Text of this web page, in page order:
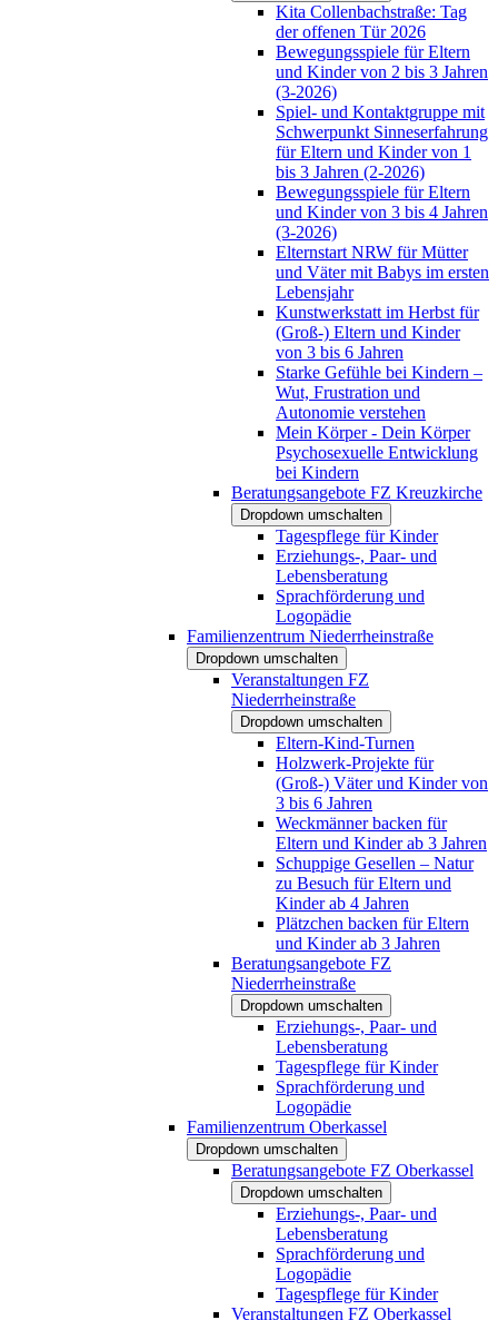
Kita Collenbachstraße: Tag
der offenen Tür 2026
Bewegungsspiele für Eltern
und Kinder von 2 bis 3 Jahren
(3-2026)
Spiel- und Kontaktgruppe mit
Schwerpunkt Sinneserfahrung
für Eltern und Kinder von 1
bis 3 Jahren (2-2026)
Bewegungsspiele für Eltern
und Kinder von 3 bis 4 Jahren
(3-2026)
Elternstart NRW für Mütter
und Väter mit Babys im ersten
Lebensjahr
Kunstwerkstatt im Herbst für
(Groß-) Eltern und Kinder
von 3 bis 6 Jahren
Starke Gefühle bei Kindern –
Wut, Frustration und
Autonomie verstehen
Mein Körper - Dein Körper
Psychosexuelle Entwicklung
bei Kindern
Beratungsangebote FZ Kreuzkirche
Dropdown umschalten
Tagespflege für Kinder
Erziehungs-, Paar- und
Lebensberatung
Sprachförderung und
Logopädie
Familienzentrum Niederrheinstraße
Dropdown umschalten
Veranstaltungen FZ
Niederrheinstraße
Dropdown umschalten
Eltern-Kind-Turnen
Holzwerk-Projekte für
(Groß-) Väter und Kinder von
3 bis 6 Jahren
Weckmänner backen für
Eltern und Kinder ab 3 Jahren
Schuppige Gesellen – Natur
zu Besuch für Eltern und
Kinder ab 4 Jahren
Plätzchen backen für Eltern
und Kinder ab 3 Jahren
Beratungsangebote FZ
Niederrheinstraße
Dropdown umschalten
Erziehungs-, Paar- und
Lebensberatung
Tagespflege für Kinder
Sprachförderung und
Logopädie
Familienzentrum Oberkassel
Dropdown umschalten
Beratungsangebote FZ Oberkassel
Dropdown umschalten
Erziehungs-, Paar- und
Lebensberatung
Sprachförderung und
Logopädie
Tagespflege für Kinder
Veranstaltungen FZ Oberkassel